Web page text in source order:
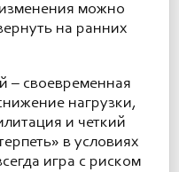
можно
на ранних
– своевременная
нагрузки,
и четкий
в условиях
игра с риском